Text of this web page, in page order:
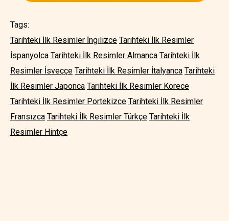
Tags:
Tarihteki İlk Resimler İngilizce Tarihteki İlk Resimler
İspanyolca Tarihteki İlk Resimler Almanca Tarihteki İlk
Resimler İsveççe Tarihteki İlk Resimler İtalyanca Tarihteki
İlk Resimler Japonca Tarihteki İlk Resimler Korece
Tarihteki İlk Resimler Portekizce Tarihteki İlk Resimler
Fransızca Tarihteki İlk Resimler Türkçe Tarihteki İlk
Resimler Hintçe